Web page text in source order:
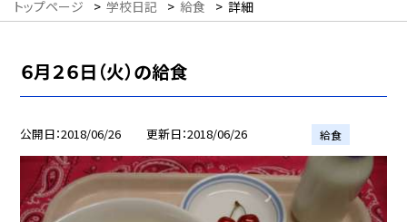
トップページ > 学校日記 > 給食 > 詳細
６月２６日（火）の給食
公開日 2018/06/26 更新日 2018/06/26 給食